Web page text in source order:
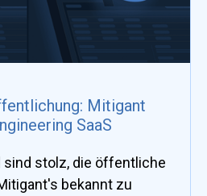
Mitigant
SaaS
sind stolz, die öffentliche
bekannt zu